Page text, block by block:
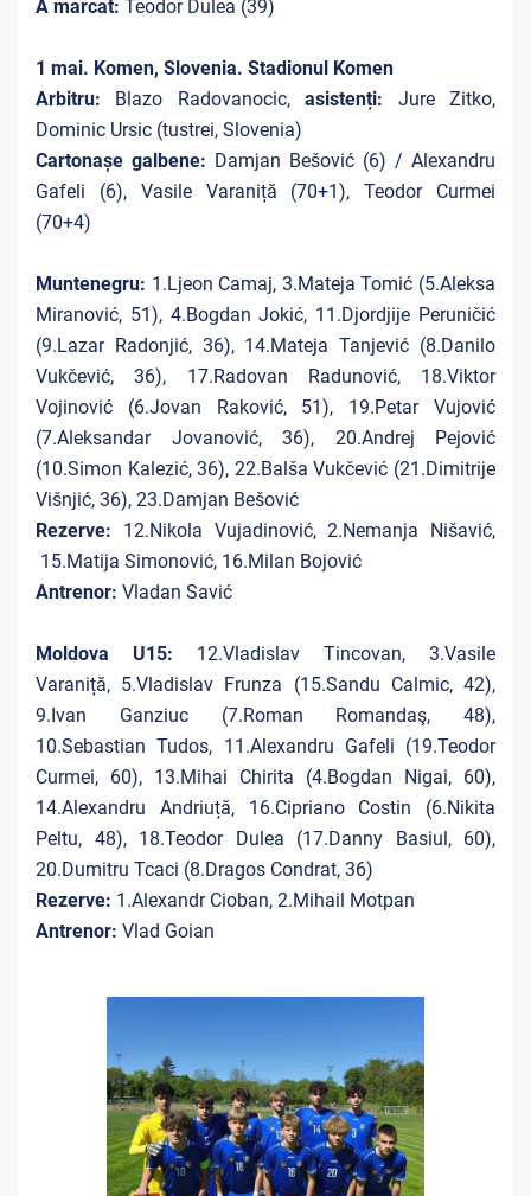
A marcat: Teodor Dulea (39)
1 mai. Komen, Slovenia. Stadionul Komen
Arbitru: Blazo Radovanocic,asistenți: Jure Zitko,
Dominic Ursic (tustrei, Slovenia)
Cartonașe galbene: Damjan Bešović (6) / Alexandru
Gafeli (6), Vasile Varaniță (70+1), Teodor Curmei
(70+4)
Muntenegru: 1.Ljeon Camaj, 3.Mateja Tomić (5.Aleksa
Miranović, 51), 4.Bogdan Jokić, 11.Djordjije Peruničić
(9.Lazar Radonjić, 36), 14.Mateja Tanjević (8.Danilo
Vukčević, 36), 17.Radovan Radunović, 18.Viktor
Vojinović (6.Jovan Raković, 51), 19.Petar Vujović
(7.Aleksandar Jovanović, 36), 20.Andrej Pejović
(10.Simon Kalezić, 36), 22.Balša Vukčević (21.Dimitrije
Višnjić, 36), 23.Damjan Bešović
Rezerve: 12.Nikola Vujadinović, 2.Nemanja Nišavić,
15.Matija Simonović, 16.Milan Bojović
Antrenor: Vladan Savić
Moldova U15: 12.Vladislav Tincovan, 3.Vasile
Varaniță, 5.Vladislav Frunza (15.Sandu Calmic, 42),
9.Ivan Ganziuc (7.Roman Romandaş, 48),
10.Sebastian Tudos, 11.Alexandru Gafeli (19.Teodor
Curmei, 60), 13.Mihai Chirita (4.Bogdan Nigai, 60),
14.Alexandru Andriuță, 16.Cipriano Costin (6.Nikita
Peltu, 48), 18.Teodor Dulea (17.Danny Basiul, 60),
20.Dumitru Tcaci (8.Dragos Condrat, 36)
Rezerve: 1.Alexandr Cioban, 2.Mihail Motpan
Antrenor: Vlad Goian